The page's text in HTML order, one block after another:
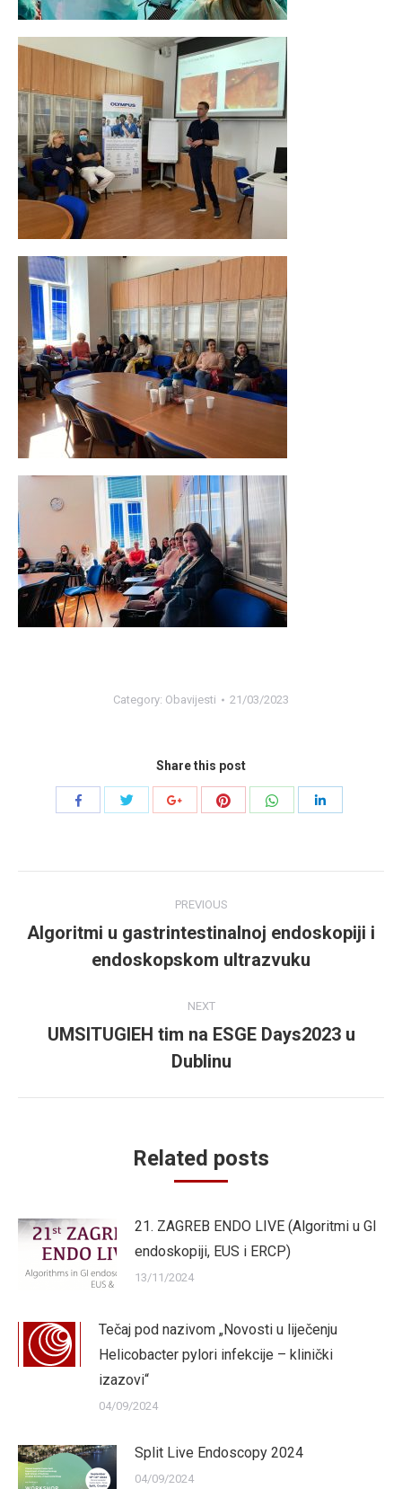
Category: Obavijesti 21/03/2023
Share this post
Share
Share
Share
Share
Share
navigation
PREVIOUS
Previous
post:
Algoritmi u gastrintestinalnoj endoskopiji i
endoskopskom ultrazvuku
NEXT
Next
post:
UMSITUGIEH tim na ESGE Days2023 u
Dublinu
Related posts
21. ZAGREB ENDO LIVE (Algoritmi u GI
endoskopiji, EUS i ERCP)
13/11/2024
Tečaj pod nazivom „Novosti u liječenju
Helicobacter pylori infekcije – klinički
izazovi“
04/09/2024
Split Live Endoscopy 2024
04/09/2024